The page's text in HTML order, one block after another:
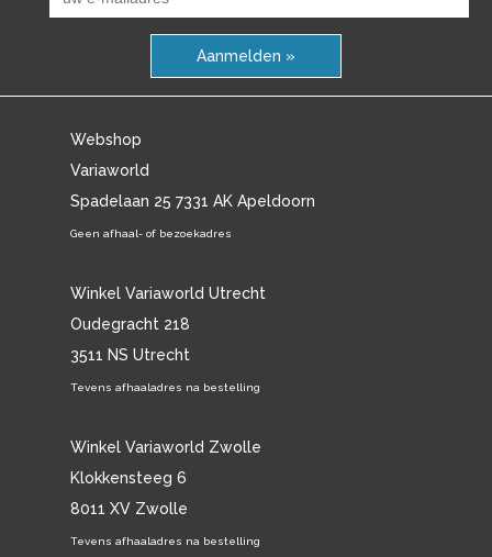
Aanmelden »
Webshop
Variaworld
Spadelaan 25 7331 AK Apeldoorn
Geen afhaal- of bezoekadres
Winkel Variaworld Utrecht
Oudegracht 218
3511 NS Utrecht
Tevens afhaaladres na bestelling
Winkel Variaworld Zwolle
Klokkensteeg 6
8011 XV Zwolle
Tevens afhaaladres na bestelling